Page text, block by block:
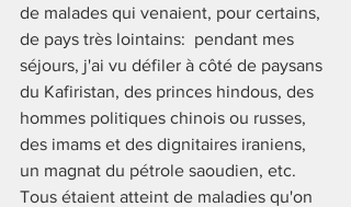
de malades qui venaient, pour certains,
de pays très lointains:  pendant mes
séjours, j'ai vu défiler à côté de paysans
du Kafiristan, des princes hindous, des
hommes politiques chinois ou russes,
des imams et des dignitaires iraniens,
un magnat du pétrole saoudien, etc.
Tous étaient atteint de maladies qu'on